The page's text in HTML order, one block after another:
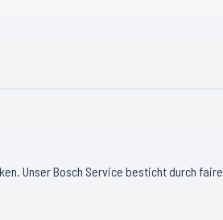
Unser Bosch Service besticht durch faire